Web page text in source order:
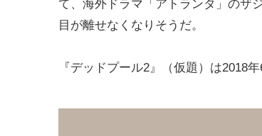
て、海外ドラマ「アトランタ」のザ
目が離せなくなりそうだ。
『デッドプール2』（仮題）は2018